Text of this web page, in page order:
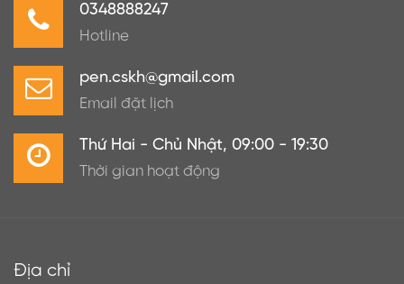
0348888247
Hotline
pen.cskh@gmail.com
Email đặt lịch
Thứ Hai - Chủ Nhật, 09:00 - 19:30
Thời gian hoạt động
Địa chỉ